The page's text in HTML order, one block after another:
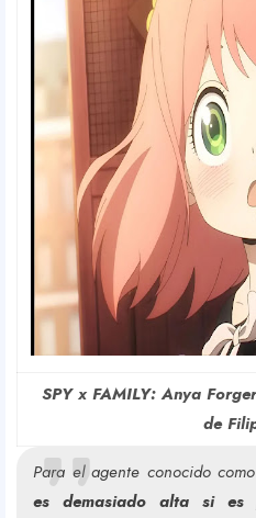
SPY x FAMILY: Anya
de
Para el agente conocido como
es demasiado alta si